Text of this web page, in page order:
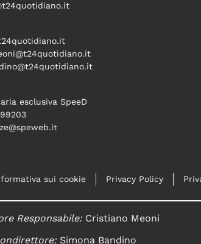
esclusiva SpeeD
sui cookie Privacy Policy
Responsabile:Cristiano Meoni
Simona Bandino